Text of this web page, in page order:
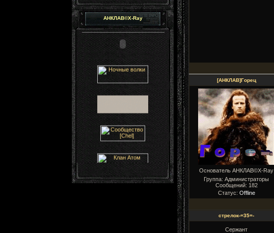
АНКЛАВ©X-Ray
[АНКЛАВ]Горец
Основатель АНКЛАВ©X-Ray
Группа: Администраторы
Сообщений: 182
Статус: Offline
стрелок-=35=-
Сержант